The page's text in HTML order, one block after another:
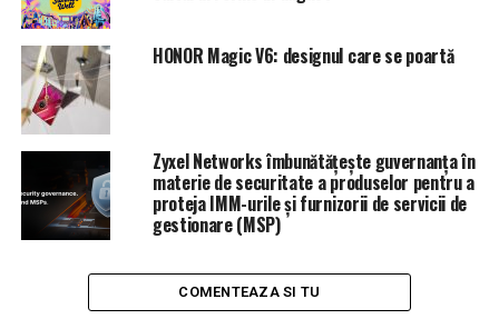
În orice caz, niciodată integral şi corect, aşa cum ne-a
arătat chiar CJUE în cauza Bară contra României. Pentru
că se apropie finalul termenului de prescripţie,
competenţii de la Fisc au început, încă din decembrie
anul trecut, să trimită decizii de impunere conţinând
sumele de plata cu titlu de regularizari ale CASS pe anii
2013-2017.
bazele de date,
documentele şi
HONOR Magic V6: designul care se poartă
Zyxel Networks îmbunătățește guvernanța în
materie de securitate a produselor pentru a
proteja IMM-urile și furnizorii de servicii de
gestionare (MSP)
COMENTEAZA SI TU